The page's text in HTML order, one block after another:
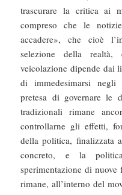
trascurare la critica ai
compreso che le
accadere», che cioè
selezione della
veicolazione dipende dai
di immedesimarsi
pretesa di governare le
tradizionali rimane
controllarne gli effetti,
della politica, finalizzata
concreto, e la
sperimentazione di
rimane, all’interno del